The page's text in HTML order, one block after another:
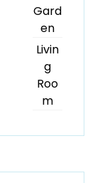
Gard
en
Livin
g
Roo
m